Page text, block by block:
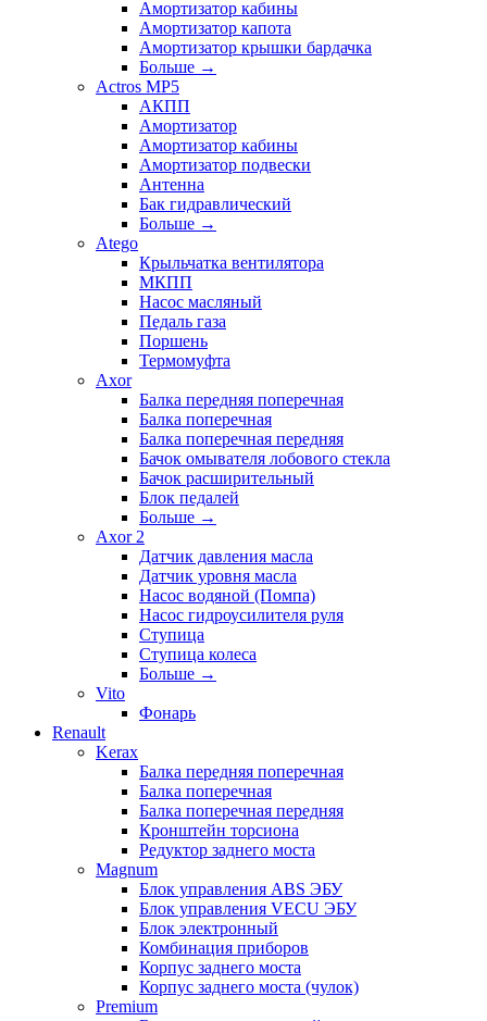
Амортизатор кабины
Амортизатор капота
Амортизатор крышки бардачка
Больше →
Actros MP5
АКПП
Амортизатор
Амортизатор кабины
Амортизатор подвески
Антенна
Бак гидравлический
Больше →
Atego
Крыльчатка вентилятора
МКПП
Насос масляный
Педаль газа
Поршень
Термомуфта
Axor
Балка передняя поперечная
Балка поперечная
Балка поперечная передняя
Бачок омывателя лобового стекла
Бачок расширительный
Блок педалей
Больше →
Axor 2
Датчик давления масла
Датчик уровня масла
Насос водяной (Помпа)
Насос гидроусилителя руля
Ступица
Ступица колеса
Больше →
Vito
Фонарь
Renault
Kerax
Балка передняя поперечная
Балка поперечная
Балка поперечная передняя
Кронштейн торсиона
Редуктор заднего моста
Magnum
Блок управления ABS ЭБУ
Блок управления VECU ЭБУ
Блок электронный
Комбинация приборов
Корпус заднего моста
Корпус заднего моста (чулок)
Premium